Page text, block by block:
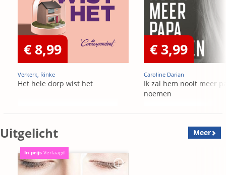
€ 8,99
Verkerk, Rinke
Het hele dorp wist het
€ 3,99
Caroline Darian
Ik zal hem nooit meer
noemen
Uitgelicht Meer
In prijs Verlaagd